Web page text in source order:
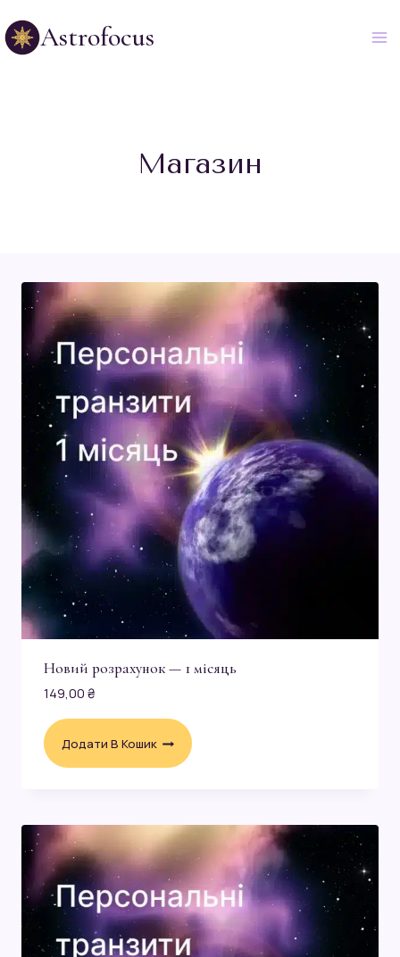
Astrofocus
Магазин
Новий розрахунок — 1 місяць
149,00 ₴
Додати В Кошик